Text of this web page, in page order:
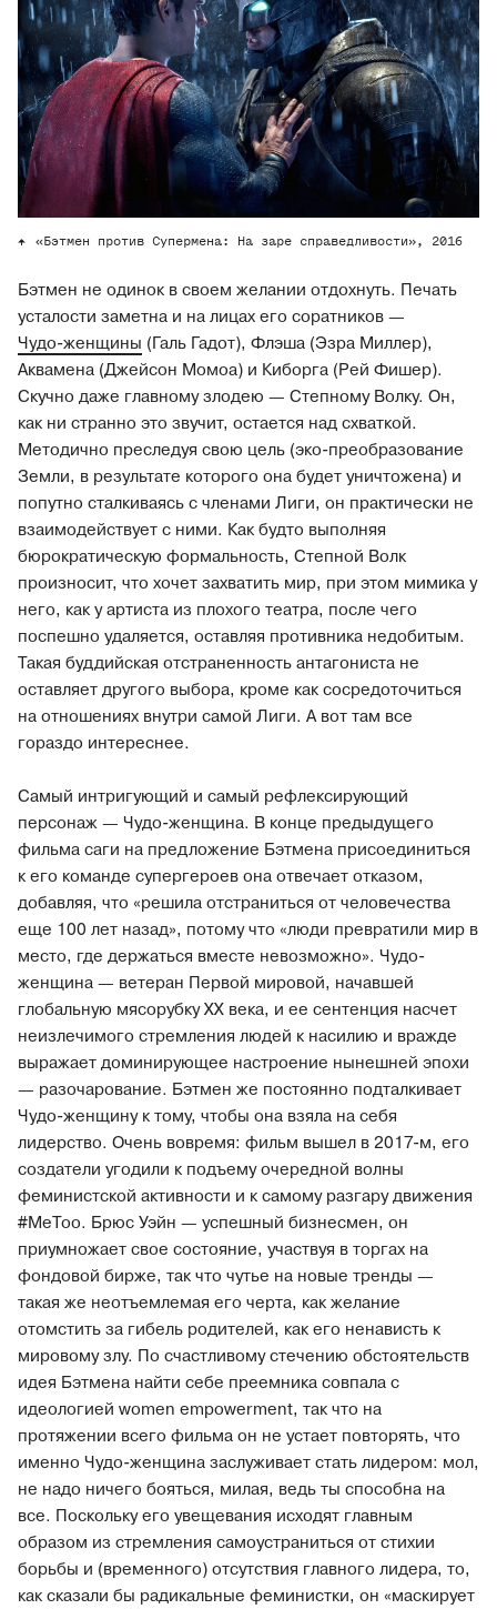
«Бэтмен против Супермена: На заре справедливости», 2016
Бэтмен не одинок в своем желании отдохнуть. Печать
усталости заметна и на лицах его соратников —
Чудо-женщины (Галь Гадот), Флэша (Эзра Миллер),
Аквамена (Джейсон Момоа) и Киборга (Рей Фишер).
Скучно даже главному злодею — Степному Волку. Он,
как ни странно это звучит, остается над схваткой.
Методично преследуя свою цель (эко-преобразование
Земли, в результате которого она будет уничтожена) и
попутно сталкиваясь с членами Лиги, он практически не
взаимодействует с ними. Как будто выполняя
бюрократическую формальность, Степной Волк
произносит, что хочет захватить мир, при этом мимика у
него, как у артиста из плохого театра, после чего
поспешно удаляется, оставляя противника недобитым.
Такая буддийская отстраненность антагониста не
оставляет другого выбора, кроме как сосредоточиться
на отношениях внутри самой Лиги. А вот там все
гораздо интереснее.
Самый интригующий и самый рефлексирующий
персонаж — Чудо-женщина. В конце предыдущего
фильма саги на предложение Бэтмена присоединиться
к его команде супергероев она отвечает отказом,
добавляя, что «решила отстраниться от человечества
еще 100 лет назад», потому что «люди превратили мир в
место, где держаться вместе невозможно». Чудо-
женщина — ветеран Первой мировой, начавшей
глобальную мясорубку ХХ века, и ее сентенция насчет
неизлечимого стремления людей к насилию и вражде
выражает доминирующее настроение нынешней эпохи
— разочарование. Бэтмен же постоянно подталкивает
Чудо-женщину к тому, чтобы она взяла на себя
лидерство. Очень вовремя: фильм вышел в 2017-м, его
создатели угодили к подъему очередной волны
феминистской активности и к самому разгару движения
#MeToo. Брюс Уэйн — успешный бизнесмен, он
приумножает свое состояние, участвуя в торгах на
фондовой бирже, так что чутье на новые тренды —
такая же неотъемлемая его черта, как желание
отомстить за гибель родителей, как его ненависть к
мировому злу. По счастливому стечению обстоятельств
идея Бэтмена найти себе преемника совпала с
идеологией women empowerment, так что на
протяжении всего фильма он не устает повторять, что
именно Чудо-женщина заслуживает стать лидером: мол,
не надо ничего бояться, милая, ведь ты способна на
все. Поскольку его увещевания исходят главным
образом из стремления самоустраниться от стихии
борьбы и (временного) отсутствия главного лидера, то,
как сказали бы радикальные феминистки, он «маскирует